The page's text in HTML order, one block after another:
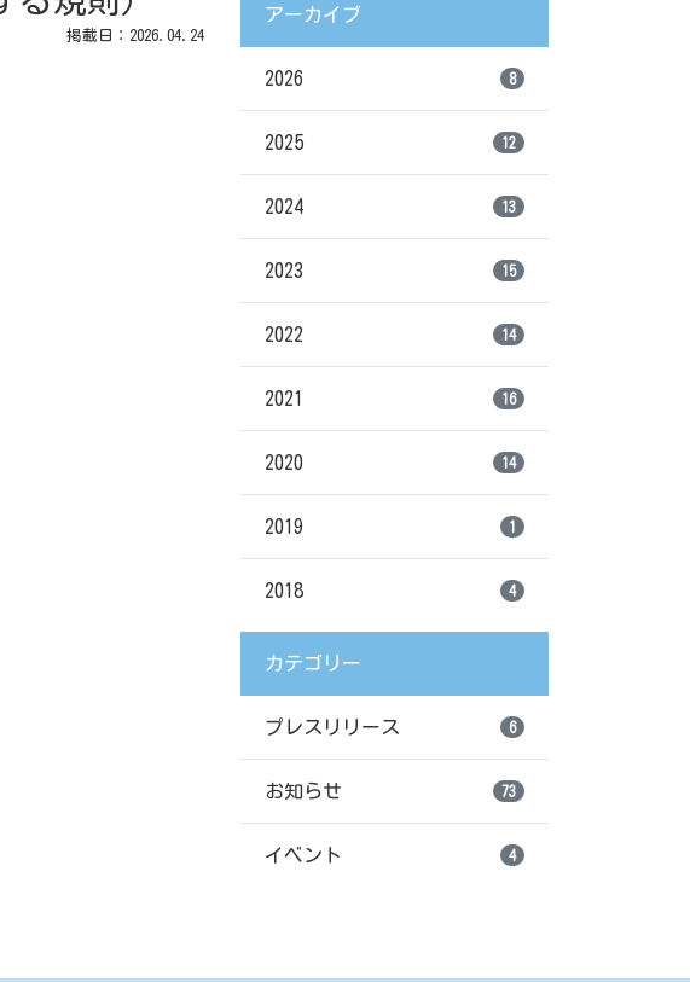
掲載日：2026.04.24
アーカイブ
2026 8
2025 12
2024 13
2023 15
2022 14
2021 16
2020 14
2019 1
2018 4
カテゴリー
プレスリリース 6
お知らせ 73
イベント 4